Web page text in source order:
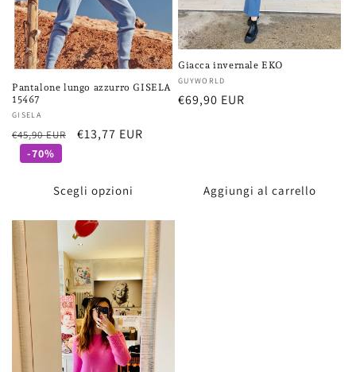
Pantalone lungo azzurro GISELA
15467
Fornitore:
GISELA
Prezzo
€45,90 EUR
Prezzo
€13,77 EUR
-70%
Scegli opzioni
Giacca invernale EKO
Fornitore:
GUYWORLD
Prezzo
€69,90 EUR
Aggiungi al carrello